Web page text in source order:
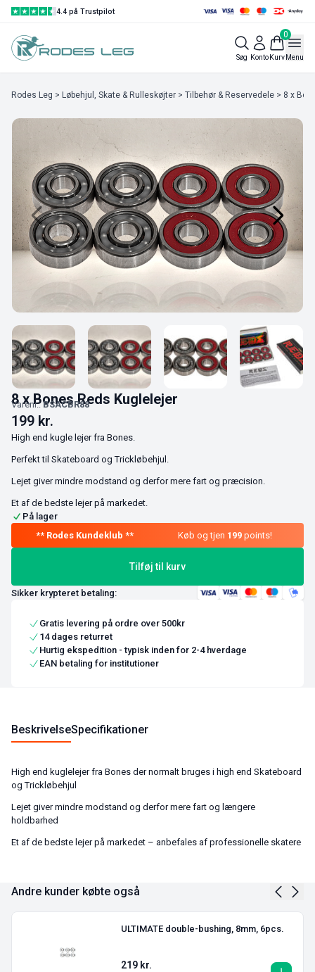
4.4 på Trustpilot
Søg Konto
0
KurvMenu
Rodes Leg > Løbehjul, Skate & Rulleskøjter > Tilbehør & Reservedele > 8 x
8 x Bones Reds Kuglelejer
Varenr.:BSACBR88
199 kr.
High end kugle lejer fra Bones.
Perfekt til Skateboard og Trickløbehjul.
Lejet giver mindre modstand og derfor mere fart og præcision.
Et af de bedste lejer på markedet.
På lager
Køb og tjen 199 points!
Tilføj til kurv
Sikker krypteret betaling:
Gratis levering på ordre over 500kr
14 dages returret
Hurtig ekspedition - typisk inden for 2-4 hverdage
EAN betaling for institutioner
BeskrivelseSpecifikationer
High end kuglelejer fra Bones der normalt bruges i high end Skateboard
og Trickløbehjul
Lejet giver mindre modstand og derfor mere fart og længere
holdbarhed
Et af de bedste lejer på markedet – anbefales af professionelle skatere
Andre kunder købte også
ULTIMATE double-bushing, 8mm, 6pcs.
219 kr.